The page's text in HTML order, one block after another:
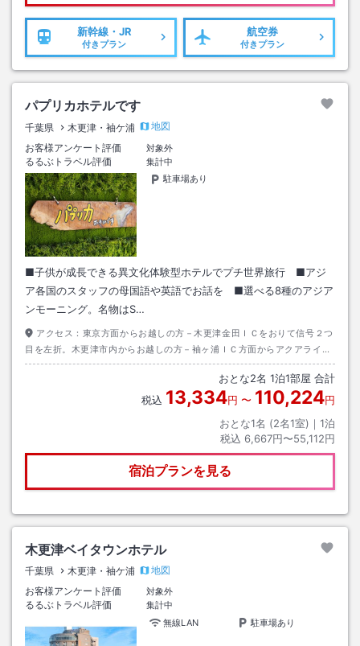
新幹線・JR
付きプラン
航空券
付きプラン
パプリカホテルです
千葉県 木更津・袖ケ浦
地図
お客様アンケート評価
対象外
るるぶトラベル評価
集計中
駐車場あり
■子供が成長できる異文化体験型ホテルでプチ世界旅行 ■アジ
ア各国のスタッフの母国語や英語でお話を ■選べる8種のアジア
ンモーニング。名物はS…
アクセス： 東京方面からお越しの方－木更津金田ＩＣをおりて信号２つ
目を左折。木更津市内からお越しの方－袖ヶ浦ＩＣ方面からアクアライン
連絡道を通り金田ＩＣ方面へ。信号１つ目を右折正面。
おとな2名 1泊1部屋 合計
税込 13,334円 〜 110,224円
おとな1名 (2名1室)｜ 1泊
税込 6,667円〜55,112円
宿泊プランを見る
木更津ベイタウンホテル
千葉県 木更津・袖ケ浦
地図
お客様アンケート評価
対象外
るるぶトラベル評価
集計中
無線LAN
駐車場あり